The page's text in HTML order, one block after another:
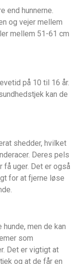
end hunnerne.
og vejer mellem
mellem 51-61 cm
på 10 til 16 år.
kan de
shedder, hvilket
Deres pels
få uger. Det er også
for at fjerne løse
men de kan
som
Det er vigtigt at
og at de får en